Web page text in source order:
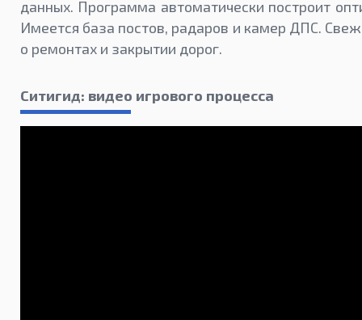
данных. Программа автоматически построит
Имеется база постов, радаров и камер ДПС.
о ремонтах и закрытии дорог.
Ситигид: видео игрового процесса